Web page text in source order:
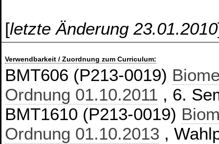
[letzte Änderung 23.01.2010
Verwendbarkeit / Zuordnung zum Curriculum:
BMT606 (P213-0019)
Ordnung 01.10.2011 , 6.
BMT1610 (P213-0019)
Ordnung 01.10.2013 ,